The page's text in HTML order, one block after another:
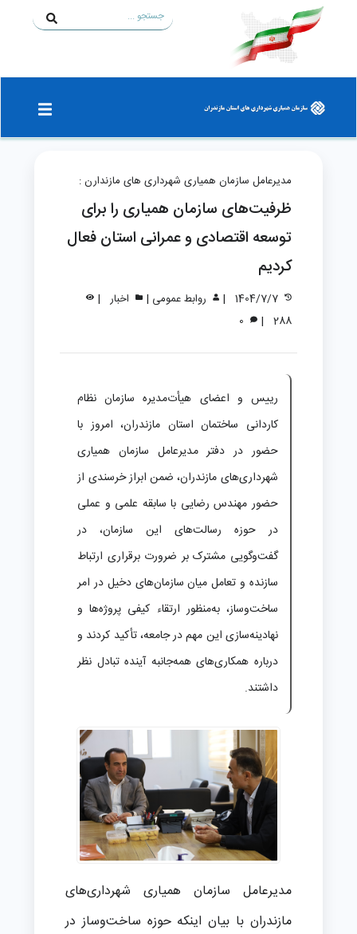
مدیرعامل سازمان همیاری شهرداری های مازندارن :
ظرفیت‌های سازمان همیاری را برای
توسعه اقتصادی و عمرانی استان فعال
کردیم
1404/7/7
| روابط عمومی | اخبار |
288
|
رییس و اعضای هیأت‌مدیره سازمان نظام
کاردانی ساختمان استان مازندران، امروز با
حضور در دفتر مدیرعامل سازمان همیاری
شهرداری‌های مازندران، ضمن ابراز خرسندی از
حضور مهندس رضایی با سابقه علمی و عملی
در حوزه رسالت‌های این سازمان، در
گفت‌وگویی مشترک بر ضرورت برقراری ارتباط
سازنده و تعامل میان سازمان‌های دخیل در امر
ساخت‌وساز، به‌منظور ارتقاء کیفی پروژه‌ها و
نهادینه‌سازی این مهم در جامعه، تأکید کردند و
درباره همکاری‌های همه‌جانبه آینده تبادل نظر
داشتند.
مدیرعامل سازمان همیاری شهرداری‌های
مازندران با بیان اینکه حوزه ساخت‌وساز در